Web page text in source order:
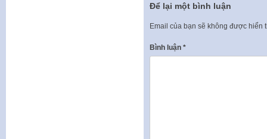
Để lại một bình luận
Email của bạn sẽ không được hiển
Bình luận *